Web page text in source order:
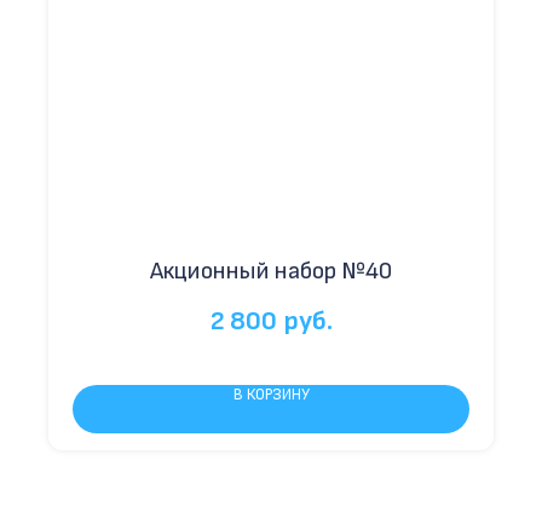
Акционный набор №40
2 800 руб.
В КОРЗИНУ